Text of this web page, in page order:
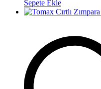
Sepete Ekle